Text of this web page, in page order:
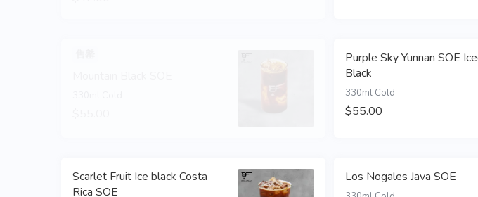
Purple Sky Yunnan SOE
Black
330ml Cold
$55.00
Scarlet Fruit Ice black Costa
Rica SOE
Los Nogales Java SOE